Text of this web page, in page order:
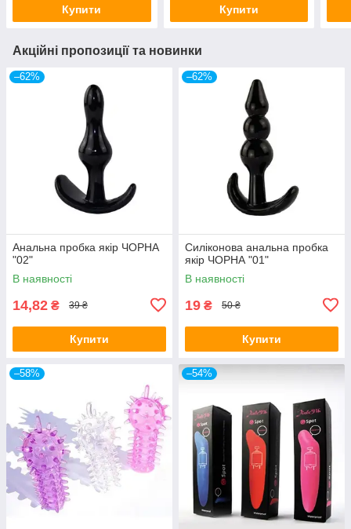
Купити Купити
Акційні пропозиції та новинки
–62%
Анальна пробка якір ЧОРНА
"02"
В наявності
14,82 ₴ 39 ₴
Купити
–62%
Силіконова анальна пробка
якір ЧОРНА "01"
В наявності
19 ₴ 50 ₴
Купити
–58% –54%